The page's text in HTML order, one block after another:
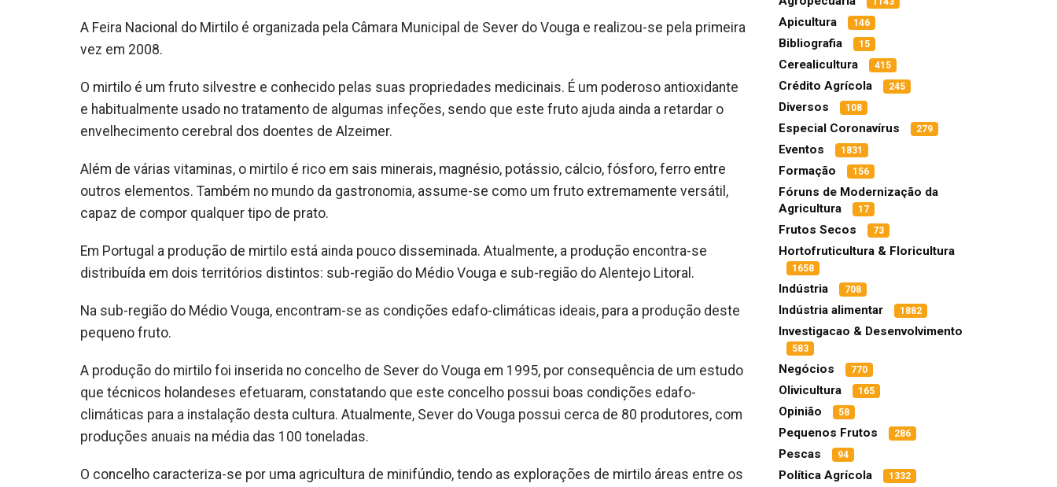
A Feira Nacional do Mirtilo é organizada pela Câmara Municipal de Sever do Vouga e realizou-se pela primeira
vez em 2008.
O mirtilo é um fruto silvestre e conhecido pelas suas propriedades medicinais. É um poderoso antioxidante
e habitualmente usado no tratamento de algumas infeções, sendo que este fruto ajuda ainda a retardar o
envelhecimento cerebral dos doentes de Alzeimer.
Além de várias vitaminas, o mirtilo é rico em sais minerais, magnésio, potássio, cálcio, fósforo, ferro entre
outros elementos. Também no mundo da gastronomia, assume-se como um fruto extremamente versátil,
capaz de compor qualquer tipo de prato.
Em Portugal a produção de mirtilo está ainda pouco disseminada. Atualmente, a produção encontra-se
distribuída em dois territórios distintos: sub-região do Médio Vouga e sub-região do Alentejo Litoral.
Na sub-região do Médio Vouga, encontram-se as condições edafo-climáticas ideais, para a produção deste
pequeno fruto.
A produção do mirtilo foi inserida no concelho de Sever do Vouga em 1995, por consequência de um estudo
que técnicos holandeses efetuaram, constatando que este concelho possui boas condições edafo-
climáticas para a instalação desta cultura. Atualmente, Sever do Vouga possui cerca de 80 produtores, com
produções anuais na média das 100 toneladas.
O concelho caracteriza-se por uma agricultura de minifúndio, tendo as explorações de mirtilo áreas entre os
Apicultura 146
Bibliografia 15
Cerealicultura 415
Crédito Agrícola 245
Diversos 108
Especial Coronavírus 279
Eventos 1831
Formação 156
Fóruns de Modernização da
Agricultura
17
Frutos Secos 73
Hortofruticultura & Floricultura
1658
Indústria 708
Indústria alimentar 1882
Investigacao & Desenvolvimento
583
Negócios 770
Olivicultura 165
Opinião 58
Pequenos Frutos 286
Pescas 94
Política Agrícola 1332